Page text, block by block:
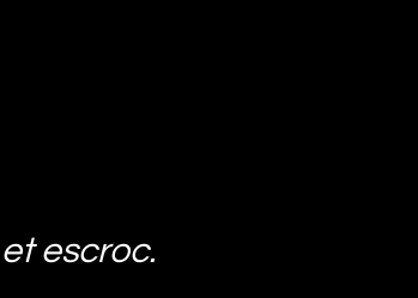
escroc.